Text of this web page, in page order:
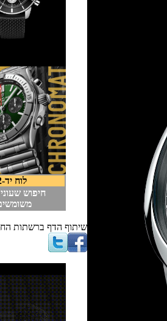
חיפוש שעוני יוקרה
שיתוף הדף ברשתות החברתיות